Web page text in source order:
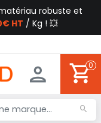
robuste et
HT / Kg ! 💥
0